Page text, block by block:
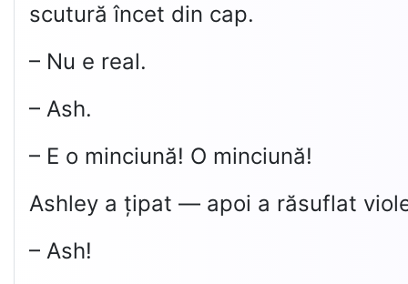
scutură încet din cap.
– Nu e real.
– Ash.
– E o minciună! O minciună!
Ashley a țipat — apoi a răsuflat
– Ash!